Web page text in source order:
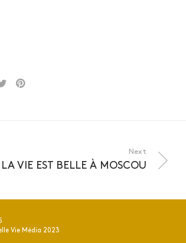
Next
LA VIE EST BELLE À MOSCOU
Vie Média 2023